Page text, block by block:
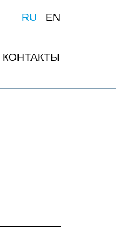
КОНТАКТЫ
RU EN